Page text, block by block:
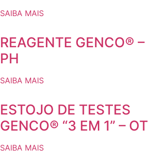
SAIBA MAIS
REAGENTE GENCO® –
PH
SAIBA MAIS
ESTOJO DE TESTES
GENCO® “3 EM 1” – OT
SAIBA MAIS